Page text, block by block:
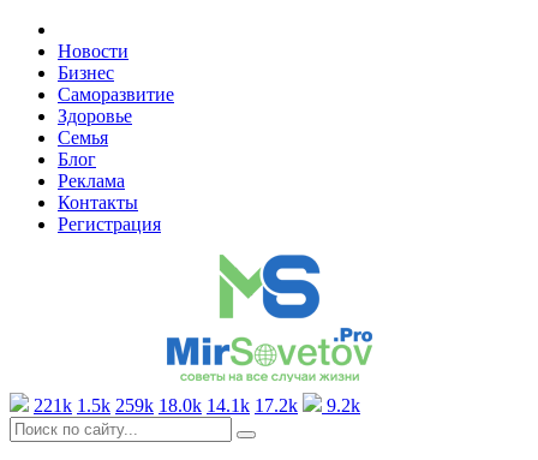
Новости
Бизнес
Саморазвитие
Здоровье
Семья
Блог
Реклама
Контакты
Регистрация
221k 1.5k 259k 18.0k 14.1k 17.2k 9.2k